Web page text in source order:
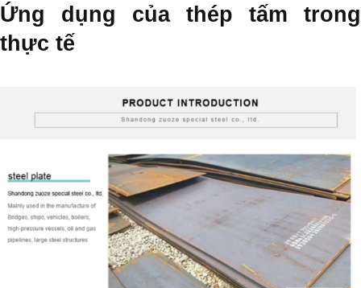
Ứng dụng của thép tấm trong
thực tế